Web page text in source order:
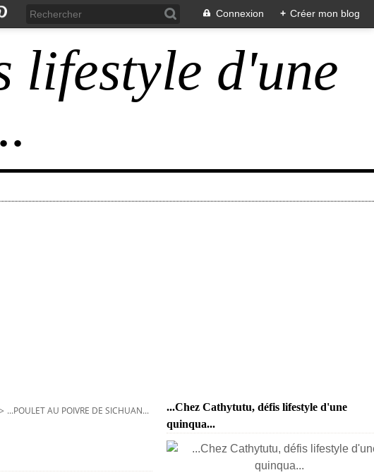
Connexion + Créer mon blog
lifestyle d'une
> ...POULET AU POIVRE DE SICHUAN...
...Chez Cathytutu, défis lifestyle d'une
quinqua...